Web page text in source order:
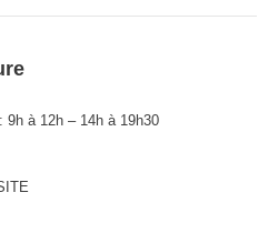
9h à 12h – 14h à 19h30